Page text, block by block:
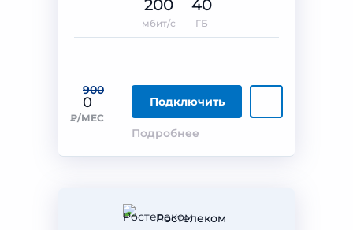
900
0
₽/МЕС
Подключить
Подробнее
200
мбит/с
40
ГБ
Ростелеком